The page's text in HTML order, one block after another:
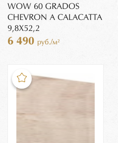
WOW 60 GRADOS
CHEVRON A CALACATTA
9,8X52,2
6 490 руб./м²